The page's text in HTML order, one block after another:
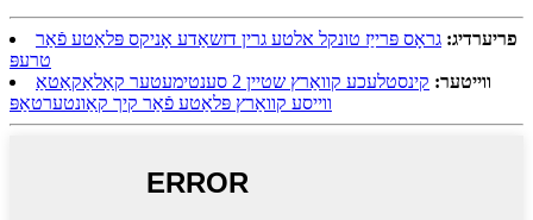
פריערדיג: גראָס פּרייַז טונקל אלטע גרין דזשאַדע אָניקס פּלאַטע פֿאַר
טרעפּ
ווייטער:
קינסטלעכע קוואַרץ שטיין 2 סענטימעטער קאַלאַקאַטאַ
ווייסע קוואַרץ פּלאַטע פֿאַר קיך קאַונטערטאַפּ